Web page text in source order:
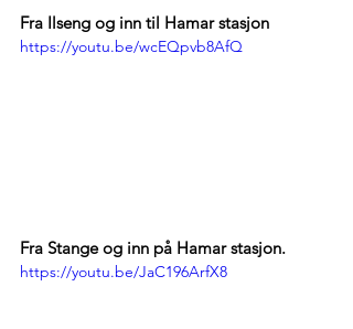
Fra Ilseng og inn til Hamar stasjon
https://youtu.be/wcEQpvb8AfQ
Fra Stange og inn på Hamar stasjon.
https://youtu.be/JaC196ArfX8